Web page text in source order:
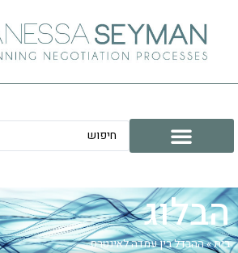
הבלוג
בית»ההבדל בין עמדה לאינטרס